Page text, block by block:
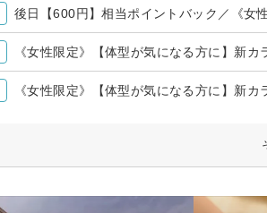
《女性限定》【体型が気になる方に】新